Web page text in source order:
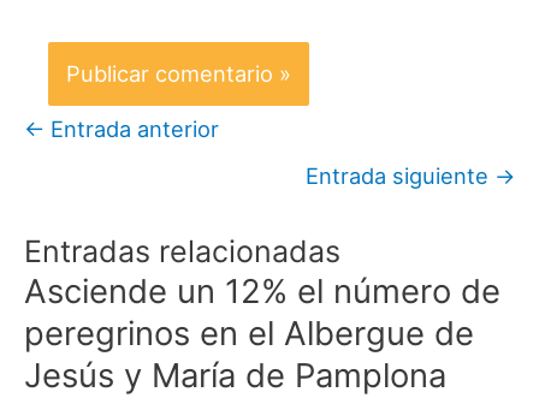
← Entrada anterior
Entrada siguiente →
Entradas relacionadas
Asciende un 12% el número de
peregrinos en el Albergue de
Jesús y María de Pamplona